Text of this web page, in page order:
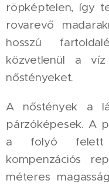
röpképtelen, így
rovarevő
hosszú
közvetlenül a
nőstényeket.
A nőstények a
párzóképesek. A
a folyó felett
kompenzációs
méteres